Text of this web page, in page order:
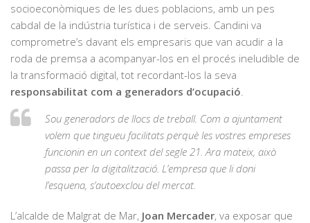
socioeconòmiques de les dues poblacions, amb un pes
cabdal de la indústria turística i de serveis. Candini va
comprometre’s davant els empresaris que van acudir a la
roda de premsa a acompanyar-los en el procés ineludible de
la transformació digital, tot recordant-los la seva
responsabilitat com a generadors d’ocupació
Sou generadors de llocs de treball. Com a ajuntament
volem que tingueu facilitats perquè les vostres empreses
funcionin en un context del segle 21. Ara mateix, això
passa per la digitalització. L’empresa que li doni
l’esquena, s’autoexclou del mercat.
L’alcalde de Malgrat de Mar, Joan Mercader, va exposar que